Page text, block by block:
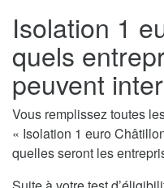
Isolation 1
quels
peuvent
Vous remplissez toutes
« Isolation 1 euro
quelles seront les